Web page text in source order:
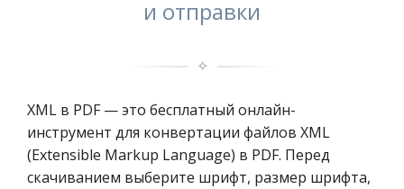
и отправки
✧
XML в PDF — это бесплатный онлайн-
инструмент для конвертации файлов XML
(Extensible Markup Language) в PDF. Перед
скачиванием выберите шрифт, размер шрифта,